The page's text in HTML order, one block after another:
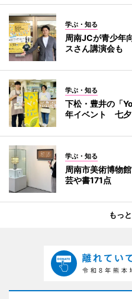
学ぶ・知る
周南JCが青少年
スさん講演会も
学ぶ・知る
下松・豊井の「
年イベント 七夕
学ぶ・知る
周南市美術博物
芸や書171点
もっ